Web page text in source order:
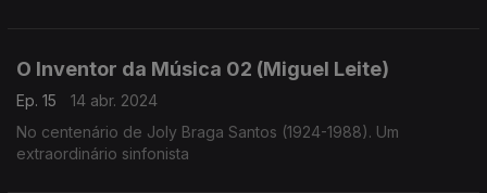
O Inventor da Música 02 (Miguel Leite)
Ep. 15
14 abr. 2024
No centenário de Joly Braga Santos (1924-1988). Um
extraordinário sinfonista